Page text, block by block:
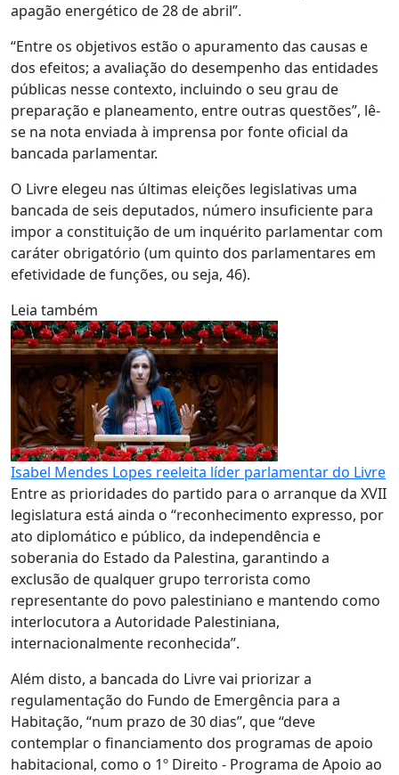
apagão energético de 28 de abril”.
“Entre os objetivos estão o apuramento das causas e
dos efeitos; a avaliação do desempenho das entidades
públicas nesse contexto, incluindo o seu grau de
preparação e planeamento, entre outras questões”, lê-
se na nota enviada à imprensa por fonte oficial da
bancada parlamentar.
O Livre elegeu nas últimas eleições legislativas uma
bancada de seis deputados, número insuficiente para
impor a constituição de um inquérito parlamentar com
caráter obrigatório (um quinto dos parlamentares em
efetividade de funções, ou seja, 46).
Leia também
Isabel Mendes Lopes reeleita líder parlamentar do Livre
Entre as prioridades do partido para o arranque da XVII
legislatura está ainda o “reconhecimento expresso, por
ato diplomático e público, da independência e
soberania do Estado da Palestina, garantindo a
exclusão de qualquer grupo terrorista como
representante do povo palestiniano e mantendo como
interlocutora a Autoridade Palestiniana,
internacionalmente reconhecida”.
Além disto, a bancada do Livre vai priorizar a
regulamentação do Fundo de Emergência para a
Habitação, “num prazo de 30 dias”, que “deve
contemplar o financiamento dos programas de apoio
habitacional, como o 1º Direito - Programa de Apoio ao